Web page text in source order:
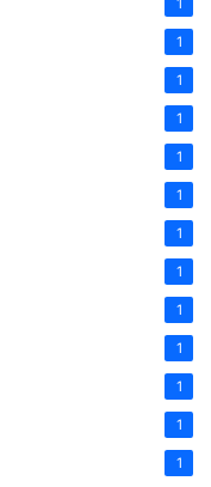
1
1
1
1
1
1
1
1
1
1
1
1
1